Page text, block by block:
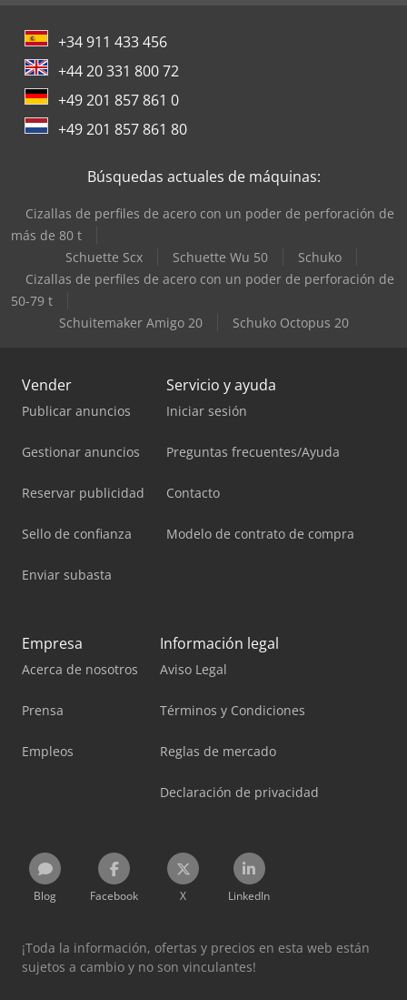
+34 911 433 456
+44 20 331 800 72
+49 201 857 861 0
+49 201 857 861 80
Búsquedas actuales de máquinas:
Cizallas de perfiles de acero con un poder de perforación de
más de 80 t
Schuette Scx
Schuette Wu 50
Schuko
Cizallas de perfiles de acero con un poder de perforación de
50-79 t
Schuitemaker Amigo 20
Schuko Octopus 20
Vender
Publicar anuncios
Gestionar anuncios
Reservar publicidad
Sello de confianza
Enviar subasta
Servicio y ayuda
Iniciar sesión
Preguntas frecuentes/Ayuda
Contacto
Modelo de contrato de compra
Empresa
Acerca de nosotros
Prensa
Empleos
Información legal
Aviso Legal
Términos y Condiciones
Reglas de mercado
Declaración de privacidad
Blog Facebook X LinkedIn
¡Toda la información, ofertas y precios en esta web están
sujetos a cambio y no son vinculantes!